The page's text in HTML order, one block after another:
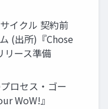
イクル 契約前
(出所)『Chose
リース準備
ロセス・ゴー
WoW!』